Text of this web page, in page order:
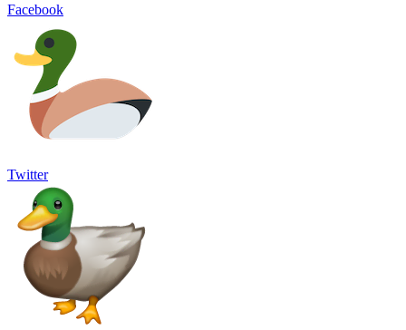
Facebook
Twitter